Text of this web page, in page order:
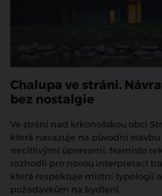
Chalupa ve stráni.
bez nostalgie
Ve stráni nad krkonošskou obcí
která navazuje na původní
necitlivými úpravami. Namísto
rozhodli pro novou interpretaci
která respektuje místní typologii
požadavkům na bydlení.